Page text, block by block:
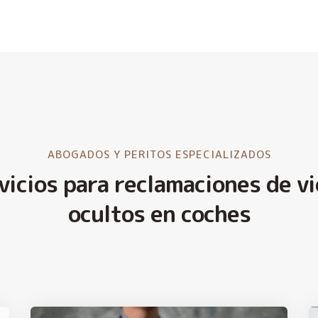
ABOGADOS Y PERITOS ESPECIALIZADOS
para reclamaciones de
ocultos en coches